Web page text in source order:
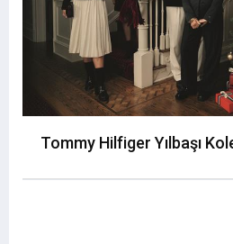
Tommy Hilfiger Yılbaşı